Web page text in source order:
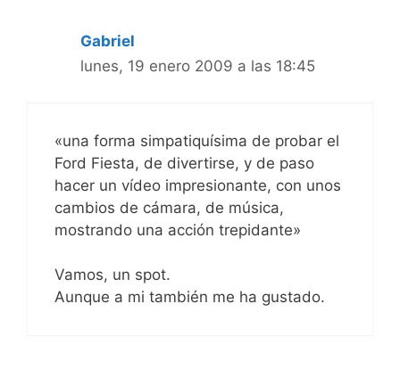
Gabriel
lunes, 19 enero 2009 a las 18:45
«una forma simpatiquísima de probar el
Ford Fiesta, de divertirse, y de paso
hacer un vídeo impresionante, con unos
cambios de cámara, de música,
mostrando una acción trepidante»
Vamos, un spot.
Aunque a mi también me ha gustado.